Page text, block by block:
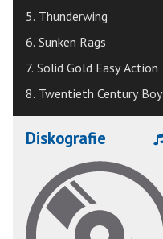
5. Thunderwing
6. Sunken Rags
7. Solid Gold Easy Action
8. Twentieth Century Boy
Diskografie